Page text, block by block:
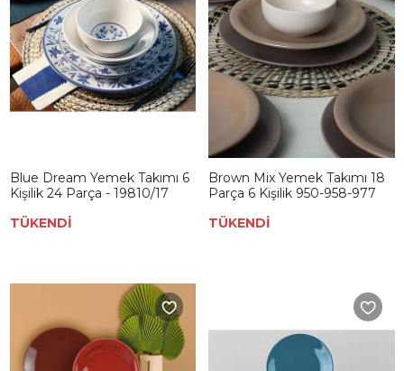
Blue Dream Yemek Takımı 6
Kişilik 24 Parça - 19810/17
TÜKENDİ
Brown Mix Yemek Takımı 18
Parça 6 Kişilik 950-958-977
TÜKENDİ